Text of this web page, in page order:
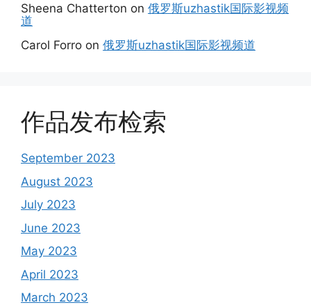
Sheena Chatterton on 俄罗斯uzhastik国际影视频
道
Carol Forro on 俄罗斯uzhastik国际影视频道
作品发布检索
September 2023
August 2023
July 2023
June 2023
May 2023
April 2023
March 2023